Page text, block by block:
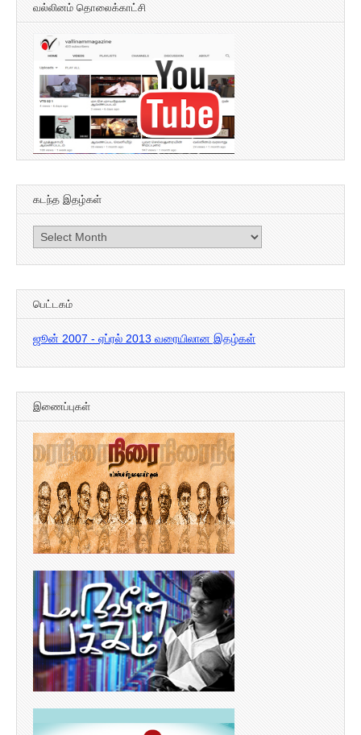
வல்லினம் தொலைக்காட்சி
கடந்த இதழ்கள்
கடந்த
இதழ்கள்
பெட்டகம்
ஜூன் 2007 - ஏப்ரல் 2013 வரையிலான இதழ்கள்
இணைப்புகள்